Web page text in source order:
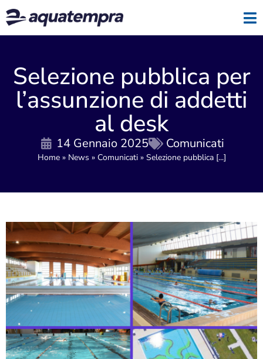
Selezione pubblica per
l’assunzione di addetti
al desk
14 Gennaio 2025 Comunicati
Home» News » Comunicati» Selezione pubblica [...]